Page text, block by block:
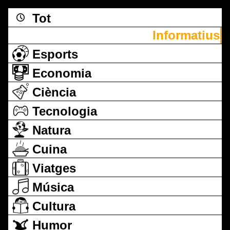
Tot
Informatius
Esports
Economia
Ciència
Tecnologia
Natura
Cuina
Viatges
Música
Cultura
Humor